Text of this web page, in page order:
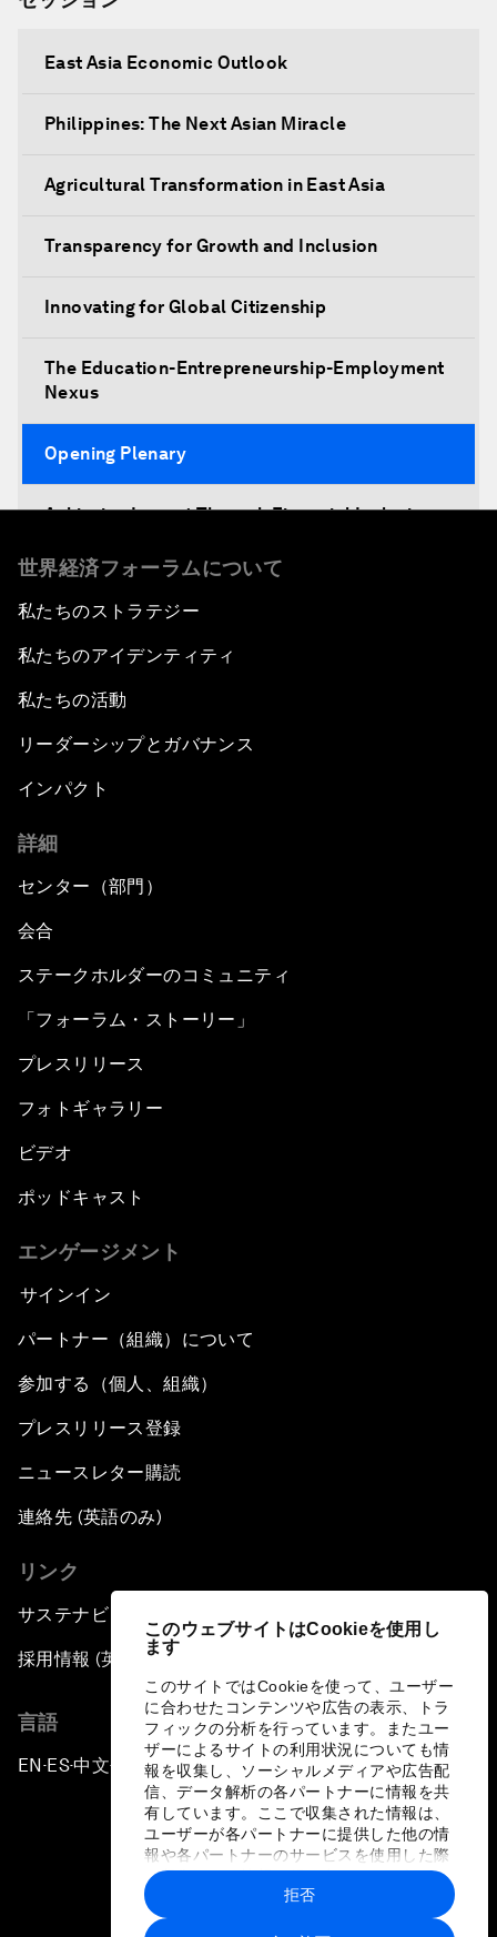
このウェブサイトはCookieを使用し
ます
このサイトではCookieを使って、ユーザー
に合わせたコンテンツや広告の表示、トラ
フィックの分析を行っています。またユー
ザーによるサイトの利用状況についても情
報を収集し、ソーシャルメディアや広告配
信、データ解析の各パートナーに情報を共
有しています。ここで収集された情報は、
ユーザーが各パートナーに提供した他の情
報や各パートナーのサービスを使用した際
に収集された情報と組み合わされ、各パー
トナーによって使用されることがありま
す。
拒否
East Asia Economic Outlook
Philippines: The Next Asian Miracle
Agricultural Transformation in East Asia
Transparency for Growth and Inclusion
Innovating for Global Citizenship
The Education-Entrepreneurship-Employment
Nexus
Opening Plenary
Achieving Impact Through Financial Inclusion
Decision-Making in a Disruptive World
Asia Security Outlook
Rethinking Economic Growth
Global Statesmanship Award
Accelerating ASEAN Strategic Infrastructure
世界経済フォーラムについて
私たちのストラテジー
私たちのアイデンティティ
私たちの活動
リーダーシップとガバナンス
インパクト
詳細
センター（部門）
会合
ステークホルダーのコミュニティ
「フォーラム・ストーリー」
プレスリリース
フォトギャラリー
ビデオ
ポッドキャスト
エンゲージメント
サインイン
パートナー（組織）について
参加する（個人、組織）
プレスリリース登録
ニュースレター購読
連絡先 (英語のみ)
リンク
サステナビリティへの取り組み
採用情報 (英語のみ)
言語
EN ▪ES▪中文▪ 日本語
プライバシーポリシーと利用規約